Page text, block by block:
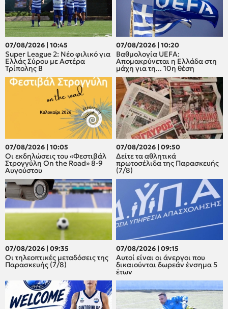
07/08/2026 | 10:45
Super League 2: Νέο φιλικό για
Ελλάς Σύρου με Αστέρα
Τρίπολης Β
07/08/2026 | 10:20
Βαθμολογία UEFA:
Απομακρύνεται η Ελλάδα στη
μάχη για τη... 10η θέση
07/08/2026 | 10:05
Οι εκδηλώσεις του «Φεστιβάλ
Στρογγύλη On the Road» 8-9
Αυγούστου
07/08/2026 | 09:50
Δείτε τα αθλητικά
πρωτοσέλιδα της Παρασκευής
(7/8)
07/08/2026 | 09:35
Οι τηλεοπτικές μεταδόσεις της
Παρασκευής (7/8)
07/08/2026 | 09:15
Αυτοί είναι οι άνεργοι που
δικαιούνται δωρεάν ένσημα 5
έτων